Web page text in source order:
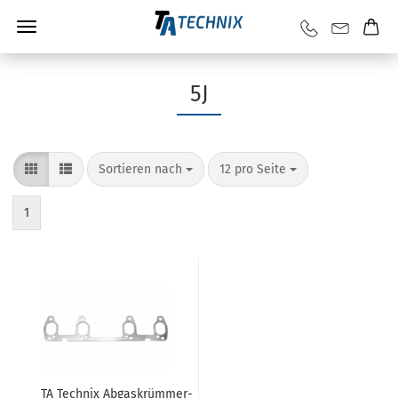
5J
Sortieren nach 12 pro Seite
1
TA Tech­nix Abgaskrümmer-​​